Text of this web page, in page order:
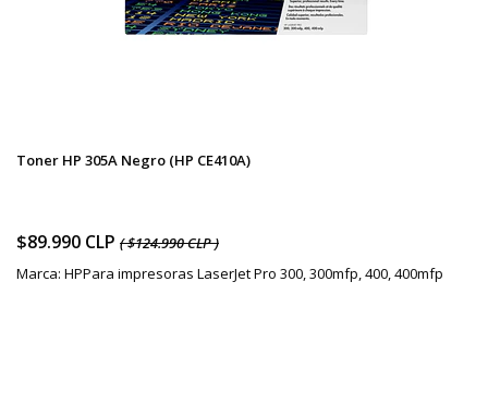
Toner HP 305A Negro (HP CE410A)
$89.990 CLP ( $124.990 CLP )
Marca: HPPara impresoras LaserJet Pro 300, 300mfp, 400, 400mfp